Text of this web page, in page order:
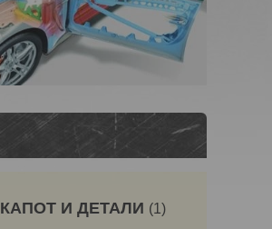
КАПОТ И ДЕТАЛИ 1